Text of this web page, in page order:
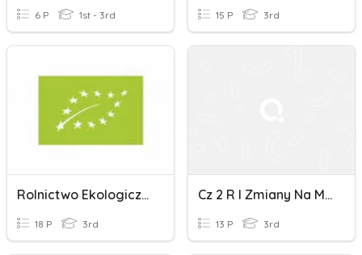
6 P 1st - 3rd 15 P 3rd
Rolnictwo Ekologiczne
18 P 3rd
Cz 2 R I Zmiany Na Mapie Politycznej
13 P 3rd